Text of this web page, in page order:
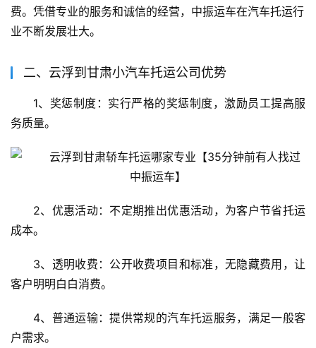
费。凭借专业的服务和诚信的经营，中振运车在汽车托运行
业不断发展壮大。
二、云浮到甘肃小汽车托运公司优势
1、奖惩制度：实行严格的奖惩制度，激励员工提高服
务质量。
2、优惠活动：不定期推出优惠活动，为客户节省托运
成本。
3、透明收费：公开收费项目和标准，无隐藏费用，让
客户明明白白消费。
4、普通运输：提供常规的汽车托运服务，满足一般客
户需求。